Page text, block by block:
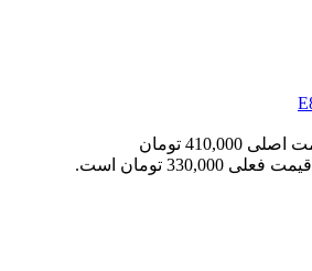
قیمت اصلی 410,000 تومان
قیمت فعلی 330,000 تومان است.